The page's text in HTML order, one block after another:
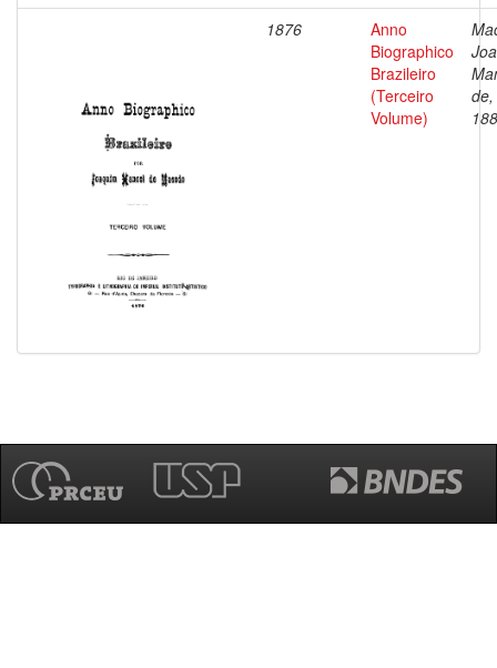
1876
Anno
Biographico
Brazileiro
(Terceiro
Volume)